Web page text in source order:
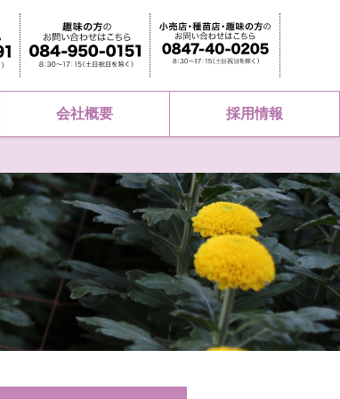
会社概要 採用情報